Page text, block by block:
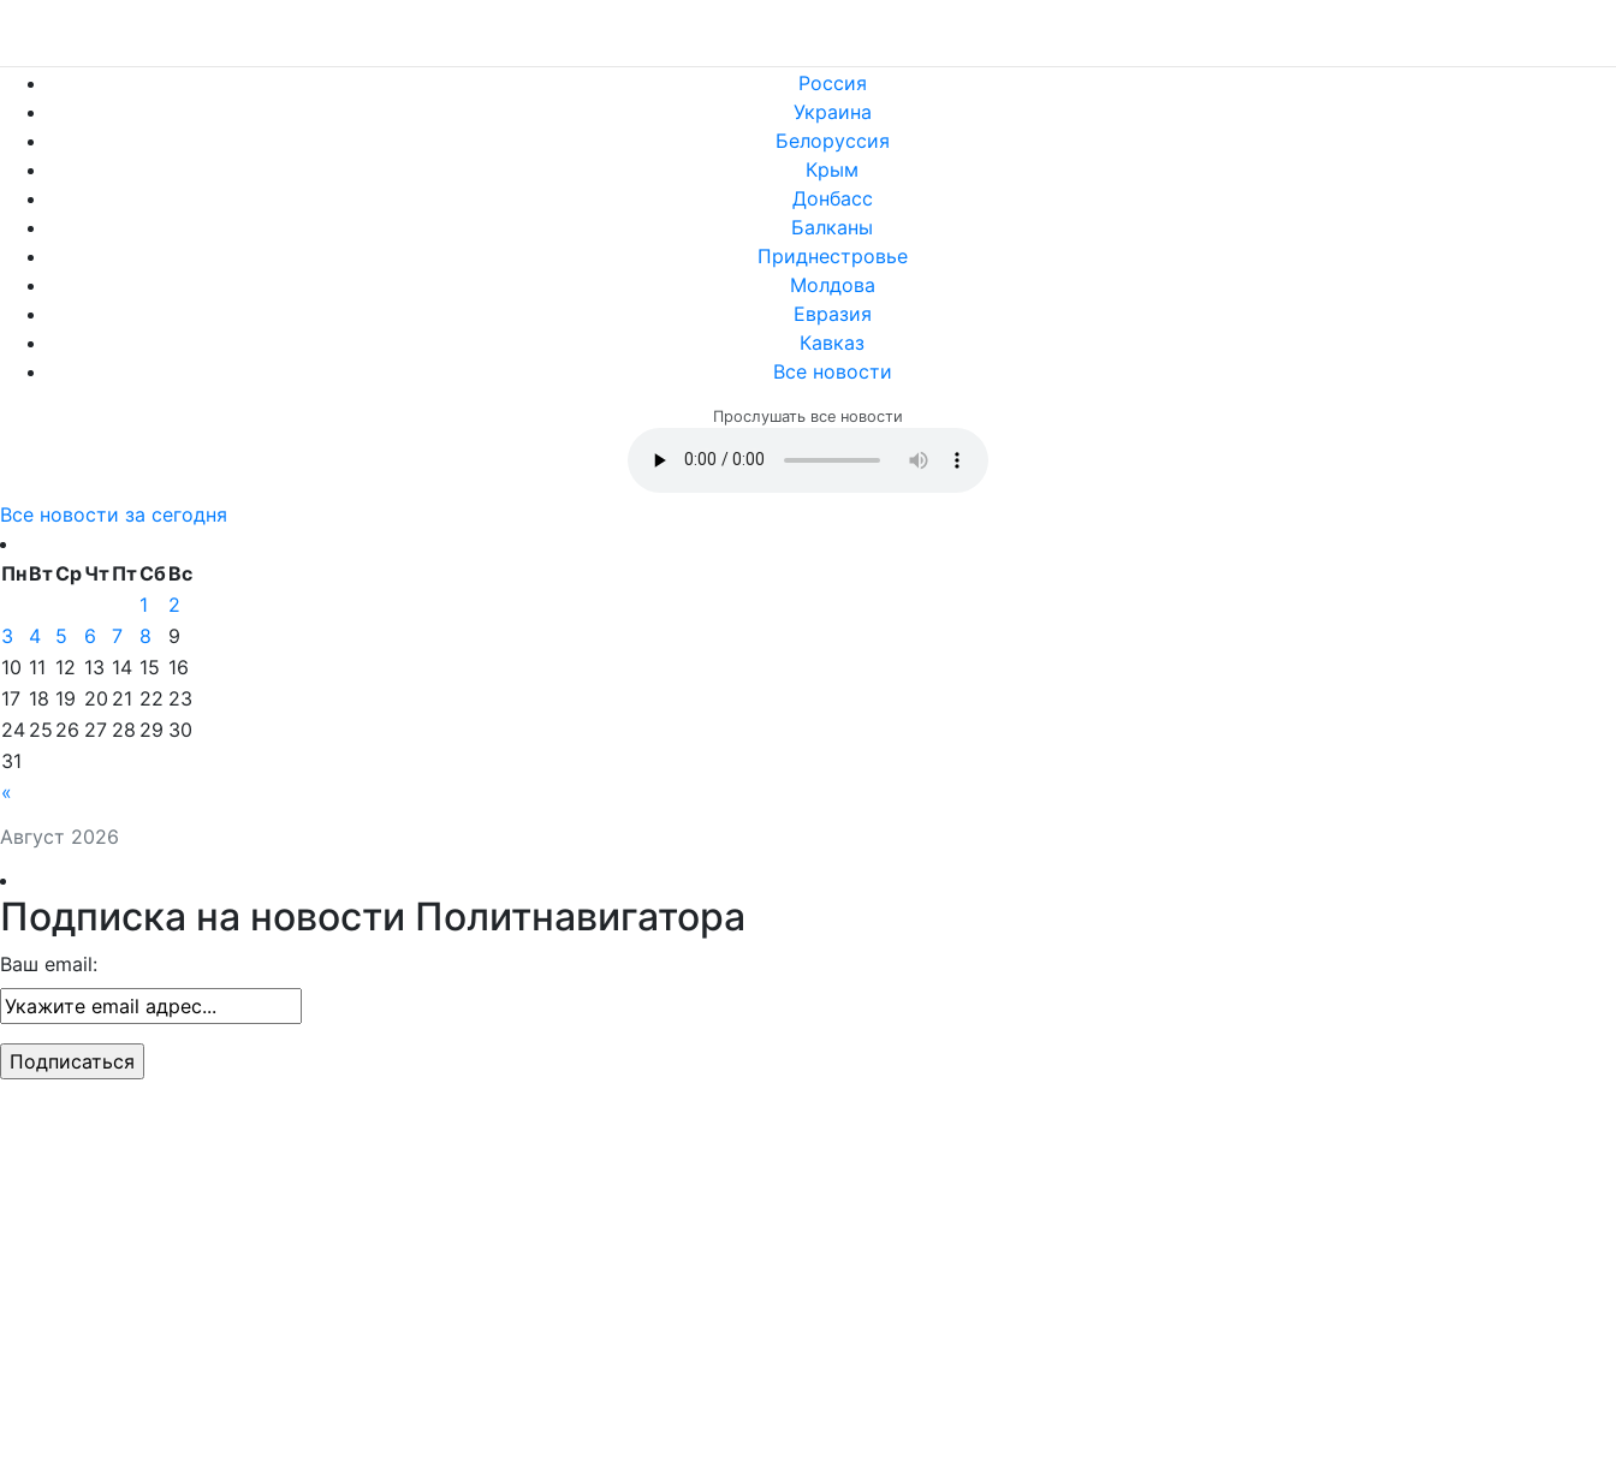
Россия
Украина
Белоруссия
Крым
Донбасс
Балканы
Приднестровье
Молдова
Евразия
Кавказ
Все новости
Прослушать все новости
Все новости за сегодня
Август 2026
ПнВтСрЧтПтСбВс
«
1
2
3
4 5 6 7 8
9
10 11 12 13 14 15 16
17 18 19 20 21 22 23
24 25 26 27 28 29 30
31
Подписка на новости Политнавигатора
Ваш email: